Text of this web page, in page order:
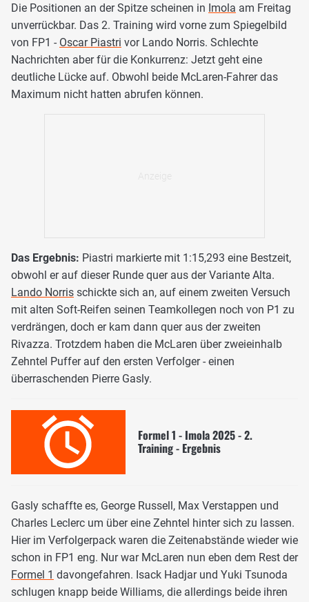
Die Positionen an der Spitze scheinen in Imola am Freitag
unverrückbar. Das 2. Training wird vorne zum Spiegelbild
von FP1 - Oscar Piastri vor Lando Norris. Schlechte
Nachrichten aber für die Konkurrenz: Jetzt geht eine
deutliche Lücke auf. Obwohl beide McLaren-Fahrer das
Maximum nicht hatten abrufen können.
Das Ergebnis: Piastri markierte mit 1:15,293 eine Bestzeit,
obwohl er auf dieser Runde quer aus der Variante Alta.
Lando Norris schickte sich an, auf einem zweiten Versuch
mit alten Soft-Reifen seinen Teamkollegen noch von P1 zu
verdrängen, doch er kam dann quer aus der zweiten
Rivazza. Trotzdem haben die McLaren über zweieinhalb
Zehntel Puffer auf den ersten Verfolger - einen
überraschenden Pierre Gasly.
Formel 1 - Imola 2025 - 2.
Training - Ergebnis
Gasly schaffte es, George Russell, Max Verstappen und
Charles Leclerc um über eine Zehntel hinter sich zu lassen.
Hier im Verfolgerpack waren die Zeitenabstände wieder wie
schon in FP1 eng. Nur war McLaren nun eben dem Rest der
Formel 1 davongefahren. Isack Hadjar und Yuki Tsunoda
schlugen knapp beide Williams, die allerdings beide ihren